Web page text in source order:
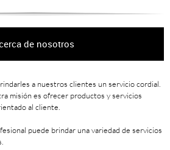
de nosotros
a nuestros clientes un servicio cordial.
misión es ofrecer productos y servicios
al cliente.
puede brindar una variedad de servicios